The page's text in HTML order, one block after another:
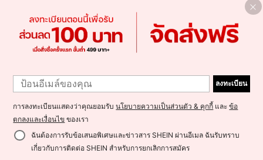
ลงทะเบียน
การลงทะเบียนแสดงว่าคุณยอมรับนโยบายความเป็นส่วนตัว & คุกกี้ และข้อ
ตกลงและเงื่อนไข ของเรา
ฉันต้องการรับข้อเสนอพิเศษและข่าวสาร SHEIN ผ่านอีเมล ฉันรับทราบ
เกี่ยวกับการติดต่อ SHEIN สำหรับการยกเลิกการสมัคร